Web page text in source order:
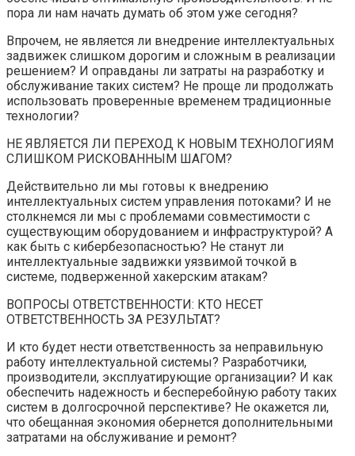
пора ли нам начать думать об этом уже сегодня?
Впрочем, не является ли внедрение интеллектуальных
задвижек слишком дорогим и сложным в реализации
решением? И оправданы ли затраты на разработку и
обслуживание таких систем? Не проще ли продолжать
использовать проверенные временем традиционные
технологии?
НЕ ЯВЛЯЕТСЯ ЛИ ПЕРЕХОД К НОВЫМ ТЕХНОЛОГИЯМ
СЛИШКОМ РИСКОВАННЫМ ШАГОМ?
Действительно ли мы готовы к внедрению
интеллектуальных систем управления потоками? И не
столкнемся ли мы с проблемами совместимости с
существующим оборудованием и инфраструктурой? А
как быть с кибербезопасностью? Не станут ли
интеллектуальные задвижки уязвимой точкой в
системе, подверженной хакерским атакам?
ВОПРОСЫ ОТВЕТСТВЕННОСТИ: КТО НЕСЕТ
ОТВЕТСТВЕННОСТЬ ЗА РЕЗУЛЬТАТ?
И кто будет нести ответственность за неправильную
работу интеллектуальной системы? Разработчики,
производители, эксплуатирующие организации? И как
обеспечить надежность и бесперебойную работу таких
систем в долгосрочной перспективе? Не окажется ли,
что обещанная экономия обернется дополнительными
затратами на обслуживание и ремонт?